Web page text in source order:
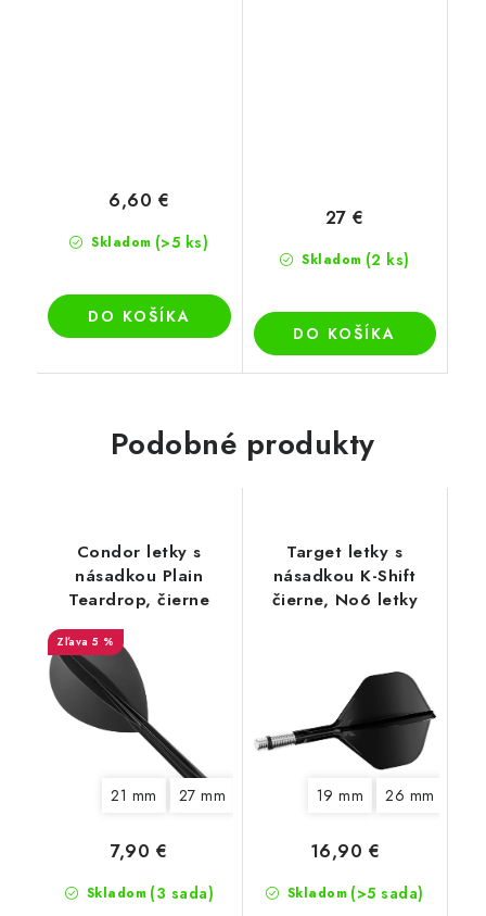
Skladom (>5 ks)
6,60 €
DO KOŠÍKA
Skladom (2 ks)
27 €
DO KOŠÍKA
Podobné produkty
Condor letky s
násadkou Plain
Teardrop, čierne
5 %
21 mm 27 mm
Skladom (3 sada)
7,90 €
Target letky s
násadkou K-Shift
čierne, No6 letky
19 mm 26 mm
Skladom (>5 sada)
16,90 €